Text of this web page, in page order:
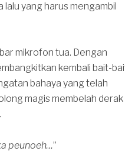
lalu yang harus mengambil
mikrofon tua. Dengan
kembali bait-
bahaya yang telah
magis membelah derak
peunoeh…”